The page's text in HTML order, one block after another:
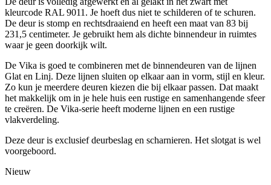
kleurcode RAL 9011. Je hoeft dus niet te schilderen of te schuren.
De deur is stomp en rechtsdraaiend en heeft een maat van 83 bij
231,5 centimeter. Je gebruikt hem als dichte binnendeur in ruimtes
waar je geen doorkijk wilt.
De Vika is goed te combineren met de binnendeuren van de lijnen
Glat en Linj. Deze lijnen sluiten op elkaar aan in vorm, stijl en kleur.
Zo kun je meerdere deuren kiezen die bij elkaar passen. Dat maakt
het makkelijk om in je hele huis een rustige en samenhangende sfeer
te creëren. De Vika-serie heeft moderne lijnen en een rustige
vlakverdeling.
Deze deur is exclusief deurbeslag en scharnieren. Het slotgat is wel
voorgeboord.
Nieuw